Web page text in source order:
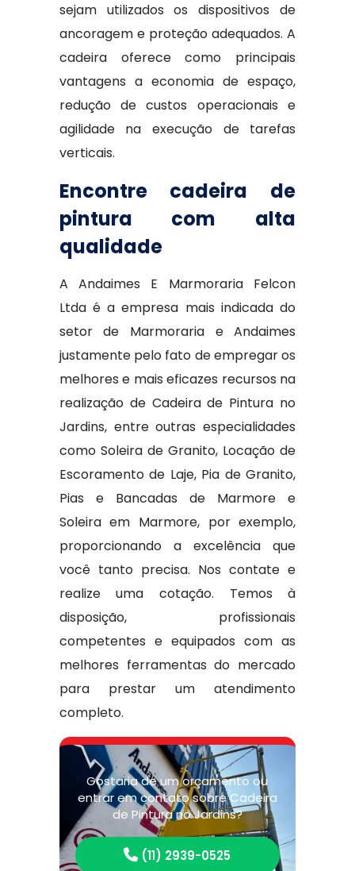
sejam utilizados os dispositivos de
ancoragem e proteção adequados. A
cadeira oferece como principais
vantagens a economia de espaço,
redução de custos operacionais e
agilidade na execução de tarefas
verticais.
Encontre cadeira de
pintura com alta
qualidade
A Andaimes E Marmoraria Felcon
Ltda é a empresa mais indicada do
setor de Marmoraria e Andaimes
justamente pelo fato de empregar os
melhores e mais eficazes recursos na
realização de Cadeira de Pintura no
Jardins, entre outras especialidades
como Soleira de Granito, Locação de
Escoramento de Laje, Pia de Granito,
Pias e Bancadas de Marmore e
Soleira em Marmore, por exemplo,
proporcionando a excelência que
você tanto precisa. Nos contate e
realize uma cotação. Temos à
disposição, profissionais
competentes e equipados com as
melhores ferramentas do mercado
para prestar um atendimento
completo.
Gostaria de um orçamento ou
entrar em contato sobre Cadeira
de Pintura no Jardins?
(11) 2939-0525